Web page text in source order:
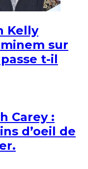
Kelly
sur
t-il
Carey :
d’oeil de